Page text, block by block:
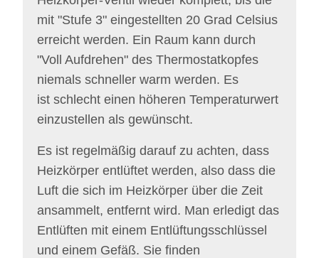
mit "Stufe 3" eingestellten 20 Grad Celsius
erreicht werden. Ein Raum kann durch
"Voll Aufdrehen" des Thermostatkopfes
niemals schneller warm werden. Es
ist schlecht einen höheren Temperaturwert
einzustellen als gewünscht.
Es ist regelmäßig darauf zu achten, dass
Heizkörper entlüftet werden, also dass die
Luft die sich im Heizkörper über die Zeit
ansammelt, entfernt wird. Man erledigt das
Entlüften mit einem Entlüftungsschlüssel
und einem Gefäß. Sie finden